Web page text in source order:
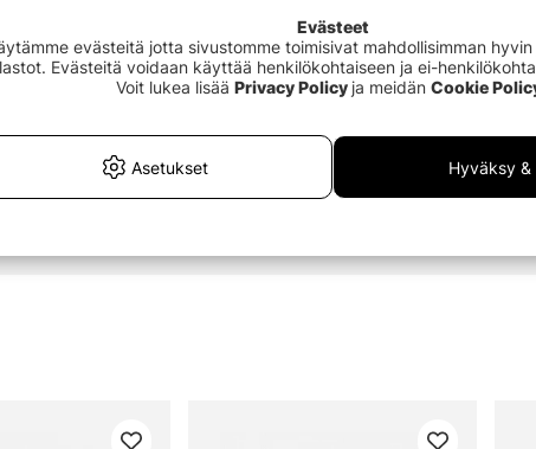
Evästeet
evästeitä jotta sivustomme toimisivat mahdollisimman
Evästeitä voidaan käyttää henkilökohtaiseen ja ei-
Voit lukea lisää Privacy Policy ja meidän Cookie
Asetukset Hyväksy &